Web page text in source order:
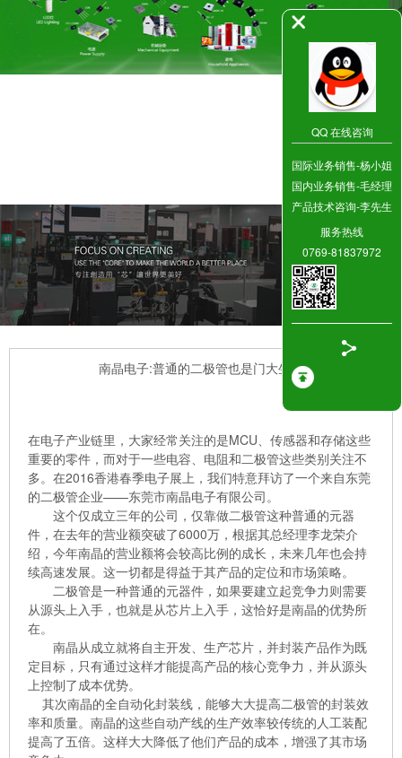
南晶电子:普通的二极管也是门大生意
在电子产业链里，大家经常关注的是MCU、传感器和存储这些
重要的零件，而对于一些电容、电阻和二极管这些类别关注不
多。在2016香港春季电子展上，我们特意拜访了一个来自东莞
的二极管企业——东莞市南晶电子有限公司。
这个仅成立三年的公司，仅靠做二极管这种普通的元器
件，在去年的营业额突破了6000万，根据其总经理李龙荣介
绍，今年南晶的营业额将会较高比例的成长，未来几年也会持
续高速发展。这一切都是得益于其产品的定位和市场策略。
二极管是一种普通的元器件，如果要建立起竞争力则需要
从源头上入手，也就是从芯片上入手，这恰好是南晶的优势所
在。
南晶从成立就将自主开发、生产芯片，并封装产品作为既
定目标，只有通过这样才能提高产品的核心竞争力，并从源头
上控制了成本优势。
其次南晶的全自动化封装线，能够大大提高二极管的封装效
率和质量。南晶的这些自动产线的生产效率较传统的人工装配
提高了五倍。这样大大降低了他们产品的成本，增强了其市场
QQ 在线咨询
国际业务销售-杨小姐
国内业务销售-毛经理
产品技术咨询-李先生
服务热线
0769-81837972